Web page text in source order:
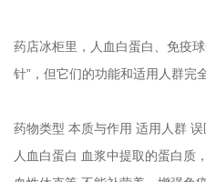
药店冰柜里，人血白蛋白、免疫
针”，但它们的功能和适用人群完
药物类型 本质与作用 适用人群 误
人血白蛋白 血浆中提取的蛋白质